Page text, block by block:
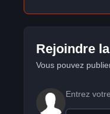
Rejoindre
Vous pouvez